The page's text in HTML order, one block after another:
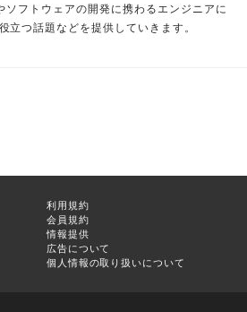
フトウェアの開発に携わるエンジニアに
立つ話題などを提供していきます。
利用規約
会員規約
情報提供
広告について
個人情報の取り扱いについて